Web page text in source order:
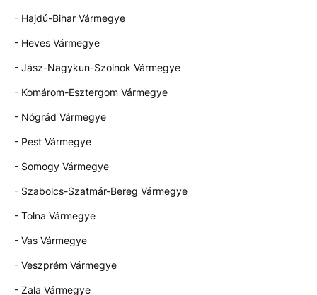
- Hajdú-Bihar Vármegye
- Heves Vármegye
- Jász-Nagykun-Szolnok Vármegye
- Komárom-Esztergom Vármegye
- Nógrád Vármegye
- Pest Vármegye
- Somogy Vármegye
- Szabolcs-Szatmár-Bereg Vármegye
- Tolna Vármegye
- Vas Vármegye
- Veszprém Vármegye
- Zala Vármegye